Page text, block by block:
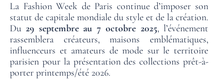
La Fashion Week de Paris continue d’imposer son
statut de capitale mondiale du style et de la création.
Du29 septembre au 7 octobre 2025, l’événement
rassemblera créateurs, maisons emblématiques,
influenceurs et amateurs de mode sur le territoire
parisien pour la présentation des collections prêt-à-
porter printemps/été 2026.